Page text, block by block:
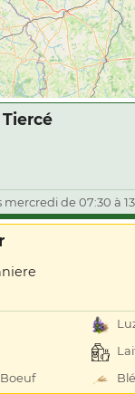
mercredi de 07:30 à
Blé